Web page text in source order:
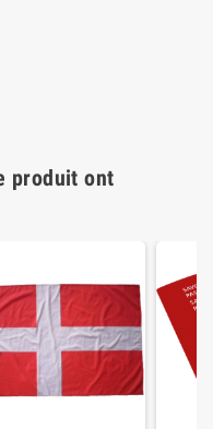
produit ont